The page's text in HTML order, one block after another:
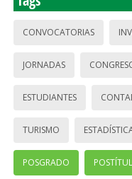
CONVOCATORIAS
JORNADAS
ESTUDIANTES
TURISMO
POSGRADO